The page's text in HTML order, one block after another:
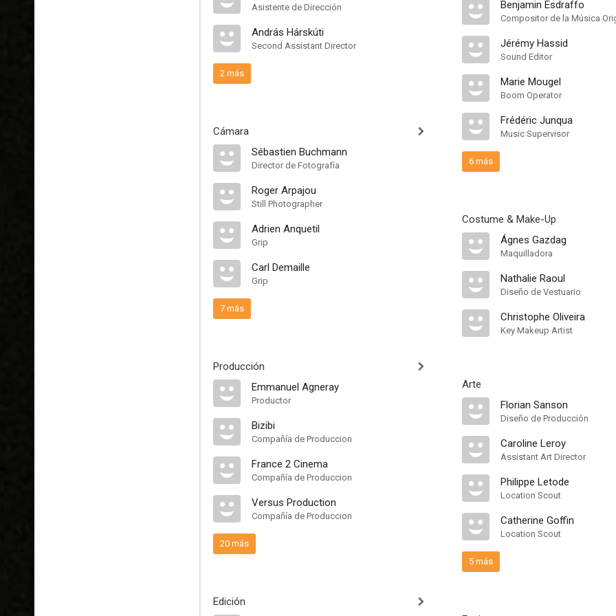
Asistente de Dirección
András Hárskúti
Second Assistant Director
2 más
Cámara
Sébastien Buchmann
Director de Fotografía
Roger Arpajou
Still Photographer
Adrien Anquetil
Grip
Carl Demaille
Grip
7 más
Producción
Emmanuel Agneray
Productor
Bizibi
Compañía de Produccion
France 2 Cinema
Compañía de Produccion
Versus Production
Compañía de Produccion
20 más
Edición
Benjamin Esdraffo
Compositor de la Música
Jérémy Hassid
Sound Editor
Marie Mougel
Boom Operator
Frédéric Junqua
Music Supervisor
6 más
Costume & Make-Up
Ágnes Gazdag
Maquilladora
Nathalie Raoul
Diseño de Vestuario
Christophe Oliveira
Key Makeup Artist
Arte
Florian Sanson
Diseño de Producción
Caroline Leroy
Assistant Art Director
Philippe Letode
Location Scout
Catherine Goffin
Location Scout
5 más